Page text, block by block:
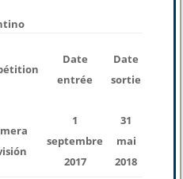
Date
entrée
Date
sortie
1
septembre
2017
31
mai
2018